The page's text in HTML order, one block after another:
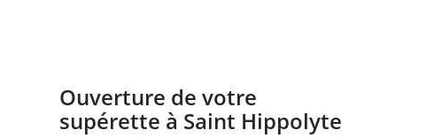
Ouverture de votre
supérette à Saint Hippolyte